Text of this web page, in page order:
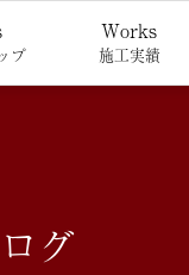
プ
Works
施工実績
グ